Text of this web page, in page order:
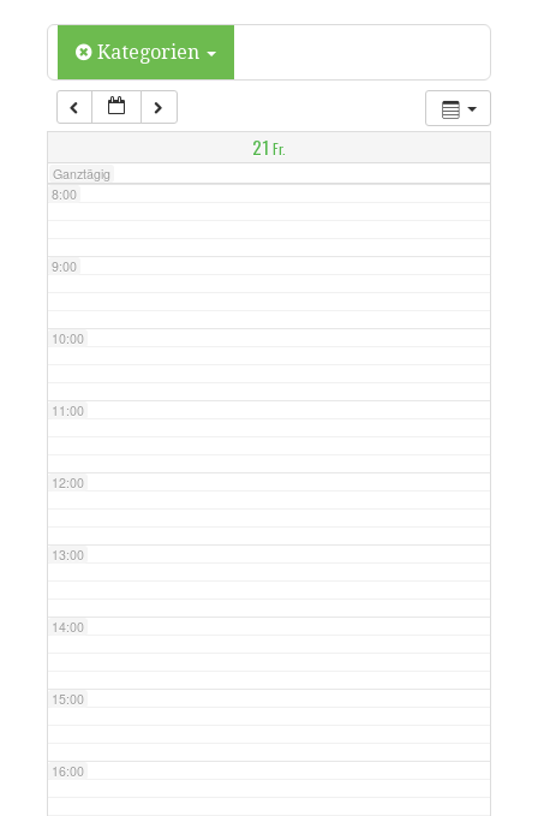
Kategorien
21 Fr.
Ganztägig
6:00
7:00
8:00
9:00
10:00
11:00
12:00
13:00
14:00
15:00
16:00